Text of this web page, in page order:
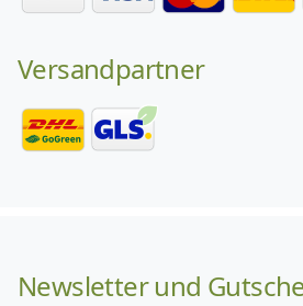
Versandpartner
Newsletter und